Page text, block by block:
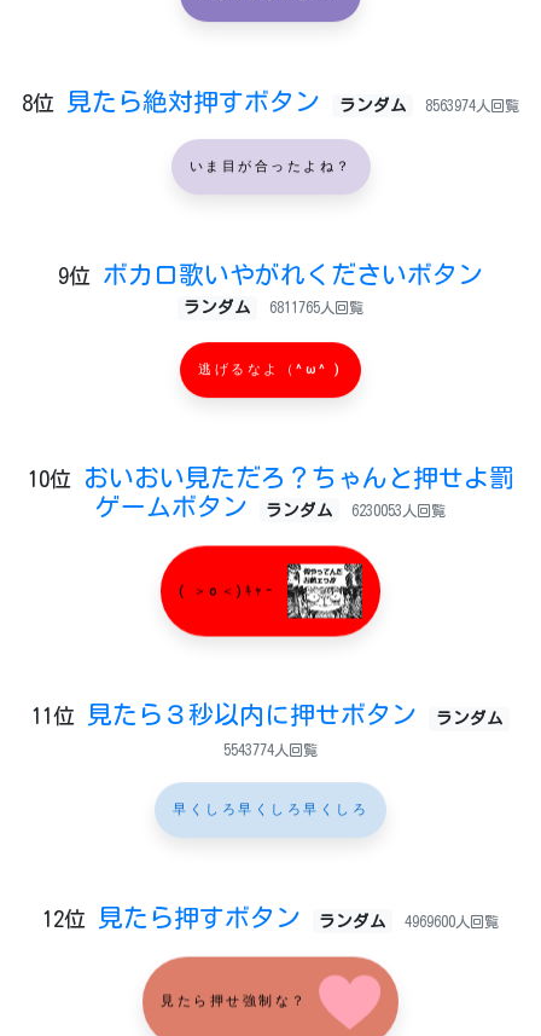
8位 見たら絶対押すボタン ランダム 8563974人回覧
いま目が合ったよね？
9位 ボカロ歌いやがれくださいボタン
ランダム 6811765人回覧
逃げるなよ（^ω^ )
10位
おいおい見ただろ？ちゃんと押せよ罰
ゲームボタン
ランダム 6230053人回覧
( ＞o＜)ｷｬｰ
11位 見たら３秒以内に押せボタン ランダム
5543774人回覧
早くしろ早くしろ早くしろ
12位 見たら押すボタン ランダム 4969600人回覧
見たら押せ強制な？